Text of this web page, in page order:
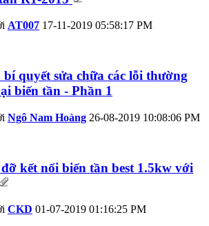
AT007 17-11-2019 05:58:17 PM
quyết sửa chữa các lỗi thường
biến tần - Phần 1
Ngô Nam Hoàng 26-08-2019 10:08:06 PM
kết nối biến tần best 1.5kw với
CKD 01-07-2019 01:16:25 PM